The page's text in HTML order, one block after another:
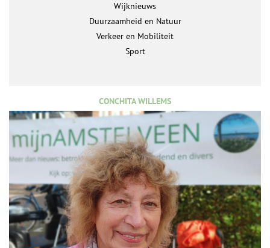
Wijknieuws
Duurzaamheid en Natuur
Verkeer en Mobiliteit
Sport
CONCHITA WILLEMS